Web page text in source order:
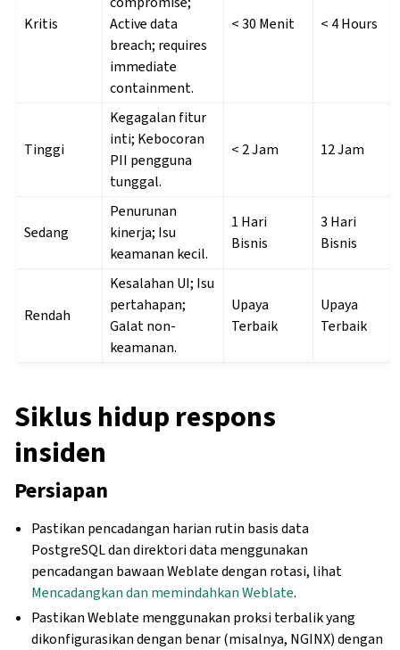
Kritis
Active data
breach; requires
immediate
containment.
< 30 Menit < 4 Hours
Tinggi
Kegagalan fitur
inti; Kebocoran
PII pengguna
tunggal.
< 2 Jam 12 Jam
Sedang
Penurunan
kinerja; Isu
keamanan kecil.
1 Hari
Bisnis
3 Hari
Bisnis
Rendah
Kesalahan UI; Isu
pertahapan;
Galat non-
keamanan.
Upaya
Terbaik
Upaya
Terbaik
Siklus hidup respons
insiden
Persiapan
Pastikan pencadangan harian rutin basis data
PostgreSQL dan direktori data menggunakan
pencadangan bawaan Weblate dengan rotasi, lihat
Mencadangkan dan memindahkan Weblate.
Pastikan Weblate menggunakan proksi terbalik yang
dikonfigurasikan dengan benar (misalnya, NGINX) dengan